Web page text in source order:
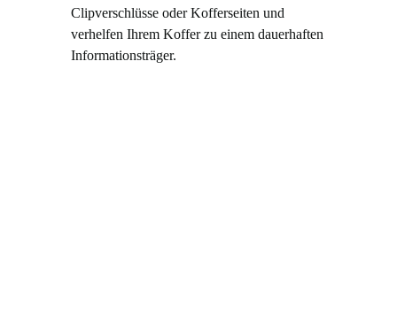
Clipverschlüsse oder Kofferseiten und
verhelfen Ihrem Koffer zu einem dauerhaften
Informationsträger.